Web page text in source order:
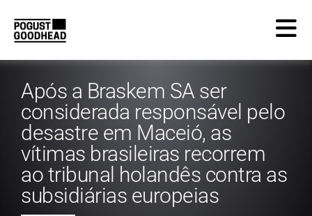
Após a Braskem SA ser
considerada responsável pelo
desastre em Maceió, as
vítimas brasileiras recorrem
ao tribunal holandês contra as
subsidiárias europeias